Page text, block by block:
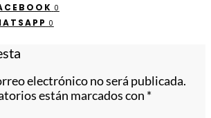
0
0
electrónico no será publicada.
están marcados con *